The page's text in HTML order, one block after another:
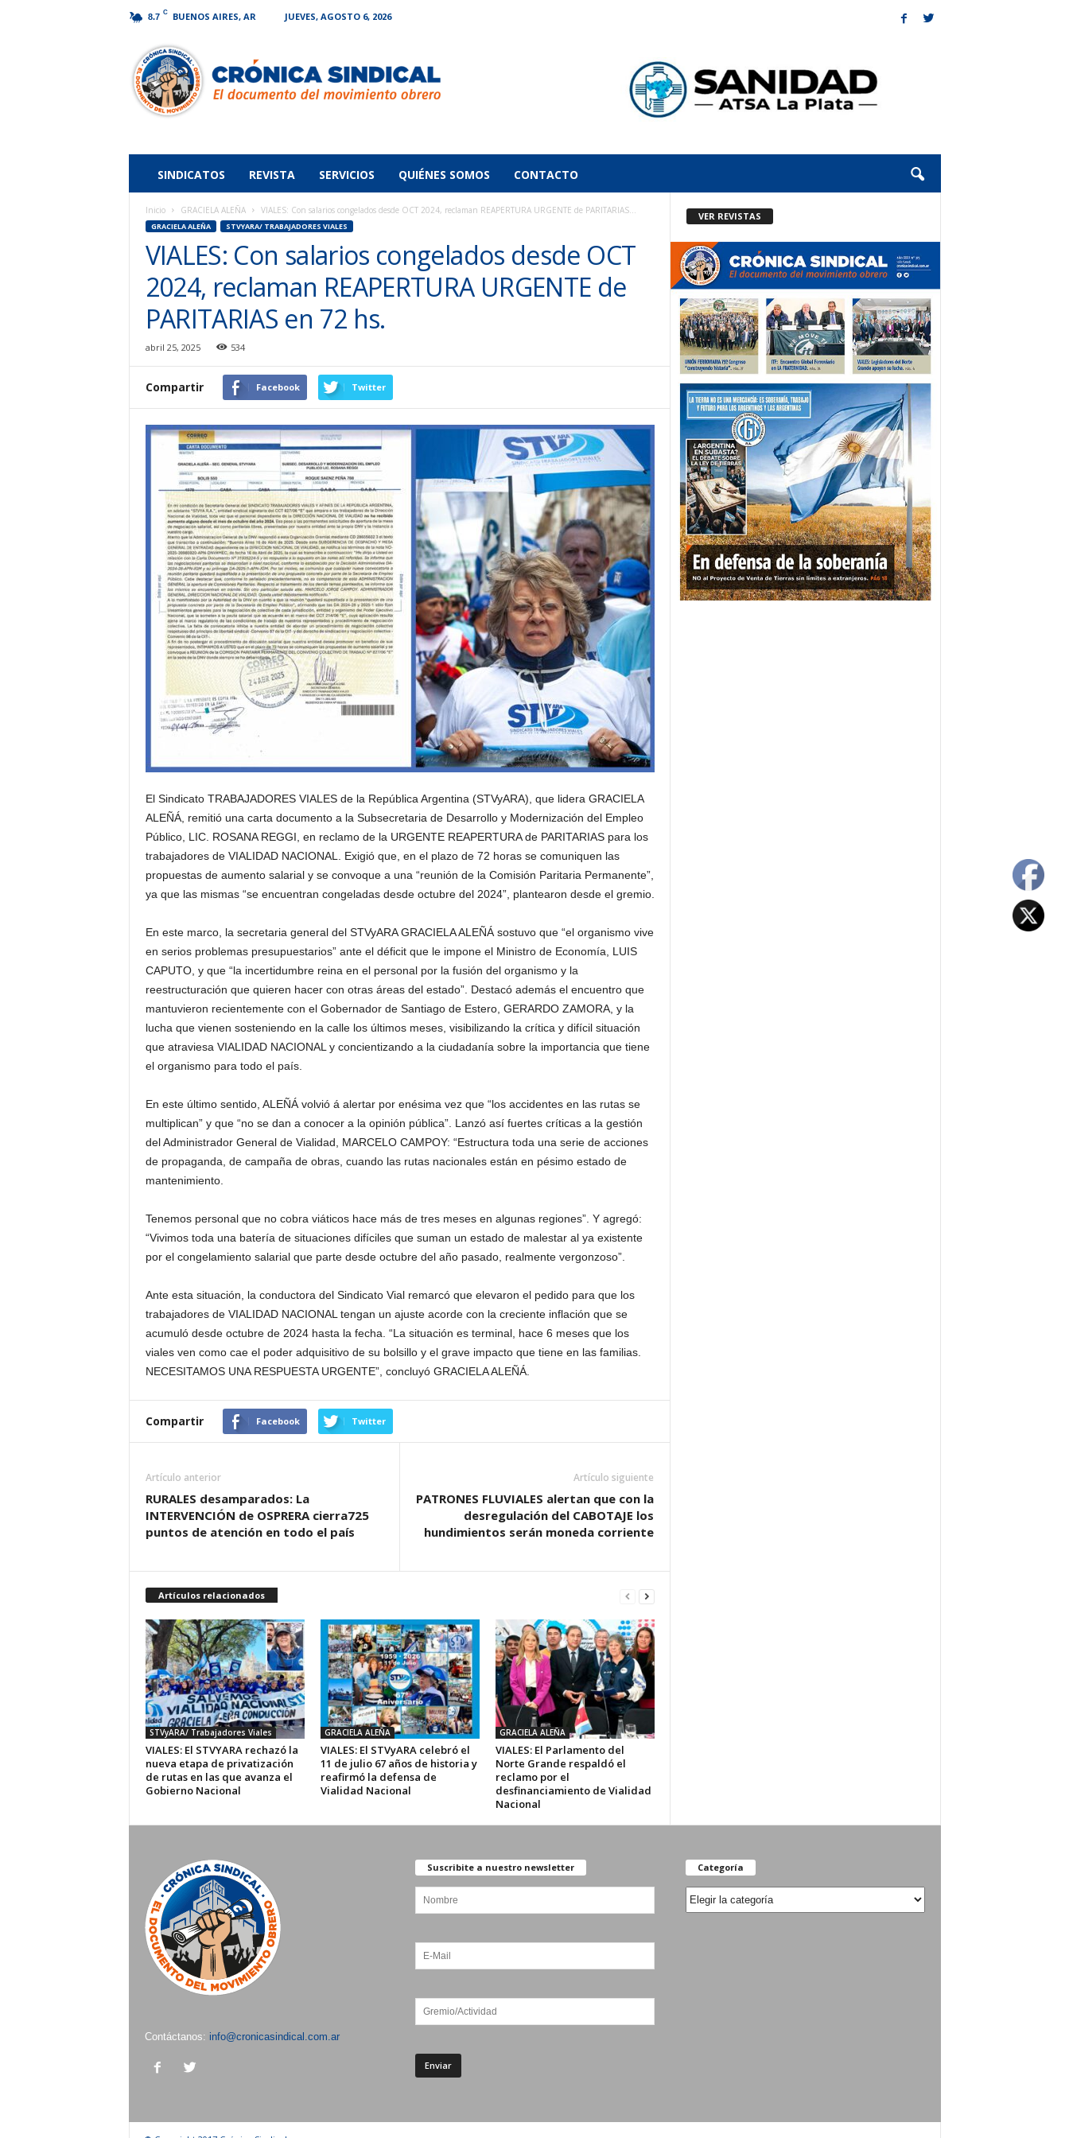
8.7 C BUENOS AIRES, AR JUEVES, AGOSTO 6, 2026
Sindical
SINDICATOS REVISTA SERVICIOS QUIÉNES SOMOS CONTACTO
Inicio GRACIELA ALEÑA VIALES: Con salarios congelados desde OCT 2024, reclaman REAPERTURA URGENTE de PARITARIAS...
GRACIELA ALEÑA STVYARA/ TRABAJADORES VIALES
VIALES: Con salarios congelados desde OCT
2024, reclaman REAPERTURA URGENTE de
PARITARIAS en 72 hs.
abril 25, 2025 534
Compartir Facebook Twitter
El Sindicato TRABAJADORES VIALES de la República Argentina (STVyARA), que lidera GRACIELA
ALEÑÁ, remitió una carta documento a la Subsecretaria de Desarrollo y Modernización del Empleo
Público, LIC. ROSANA REGGI, en reclamo de la URGENTE REAPERTURA de PARITARIAS para los
trabajadores de VIALIDAD NACIONAL. Exigió que, en el plazo de 72 horas se comuniquen las
propuestas de aumento salarial y se convoque a una “reunión de la Comisión Paritaria Permanente”,
ya que las mismas “se encuentran congeladas desde octubre del 2024”, plantearon desde el gremio.
En este marco, la secretaria general del STVyARA GRACIELA ALEÑÁ sostuvo que “el organismo vive
en serios problemas presupuestarios” ante el déficit que le impone el Ministro de Economía, LUIS
CAPUTO, y que “la incertidumbre reina en el personal por la fusión del organismo y la
reestructuración que quieren hacer con otras áreas del estado”. Destacó además el encuentro que
mantuvieron recientemente con el Gobernador de Santiago de Estero, GERARDO ZAMORA, y la
lucha que vienen sosteniendo en la calle los últimos meses, visibilizando la crítica y difícil situación
que atraviesa VIALIDAD NACIONAL y concientizando a la ciudadanía sobre la importancia que tiene
el organismo para todo el país.
En este último sentido, ALEÑÁ volvió á alertar por enésima vez que “los accidentes en las rutas se
multiplican” y que “no se dan a conocer a la opinión pública”. Lanzó así fuertes críticas a la gestión
del Administrador General de Vialidad, MARCELO CAMPOY: “Estructura toda una serie de acciones
de propaganda, de campaña de obras, cuando las rutas nacionales están en pésimo estado de
mantenimiento.
Tenemos personal que no cobra viáticos hace más de tres meses en algunas regiones”. Y agregó:
“Vivimos toda una batería de situaciones difíciles que suman un estado de malestar al ya existente
por el congelamiento salarial que parte desde octubre del año pasado, realmente vergonzoso”.
Ante esta situación, la conductora del Sindicato Vial remarcó que elevaron el pedido para que los
trabajadores de VIALIDAD NACIONAL tengan un ajuste acorde con la creciente inflación que se
acumuló desde octubre de 2024 hasta la fecha. “La situación es terminal, hace 6 meses que los
viales ven como cae el poder adquisitivo de su bolsillo y el grave impacto que tiene en las familias.
NECESITAMOS UNA RESPUESTA URGENTE”, concluyó GRACIELA ALEÑÁ.
Compartir Facebook Twitter
Artículo anterior
RURALES desamparados: La
INTERVENCIÓN de OSPRERA cierra725
puntos de atención en todo el país
Artículo siguiente
PATRONES FLUVIALES alertan que con la
desregulación del CABOTAJE los
hundimientos serán moneda corriente
Artículos relacionados
STVyARA/ Trabajadores Viales
VIALES: El STVYARA rechazó la
nueva etapa de privatización
de rutas en las que avanza el
Gobierno Nacional
GRACIELA ALEÑA
VIALES: El STVyARA celebró el
11 de julio 67 años de historia y
reafirmó la defensa de
Vialidad Nacional
GRACIELA ALEÑA
VIALES: El Parlamento del
Norte Grande respaldó el
reclamo por el
desfinanciamiento de Vialidad
Nacional
VER REVISTAS
Contáctanos: info@cronicasindical.com.ar
Suscribite a nuestro newsletter Categoría
Categoría